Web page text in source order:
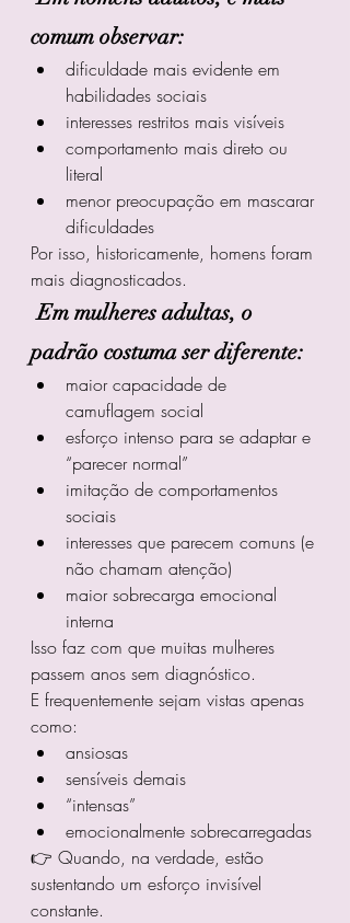
comum observar:
dificuldade mais evidente em
habilidades sociais
interesses restritos mais visíveis
comportamento mais direto ou
literal
menor preocupação em mascarar
dificuldades
Por isso, historicamente, homens foram
mais diagnosticados.
Em mulheres adultas, o
padrão costuma ser diferente:
maior capacidade de
camuflagem social
esforço intenso para se adaptar e
“parecer normal”
imitação de comportamentos
sociais
interesses que parecem comuns (e
não chamam atenção)
maior sobrecarga emocional
interna
Isso faz com que muitas mulheres
passem anos sem diagnóstico.
E frequentemente sejam vistas apenas
como:
ansiosas
sensíveis demais
“intensas”
emocionalmente sobrecarregadas
👉 Quando, na verdade, estão
sustentando um esforço invisível
constante.